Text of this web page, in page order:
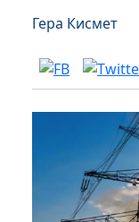
Гера Кисмет